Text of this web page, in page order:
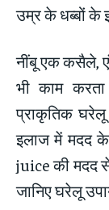
उम्र के धब्बों के
नींबू एक कसैले,
भी काम
प्राकृतिक घरेलू
इलाज में मदद
juice की मदद
जानिए घरेलू